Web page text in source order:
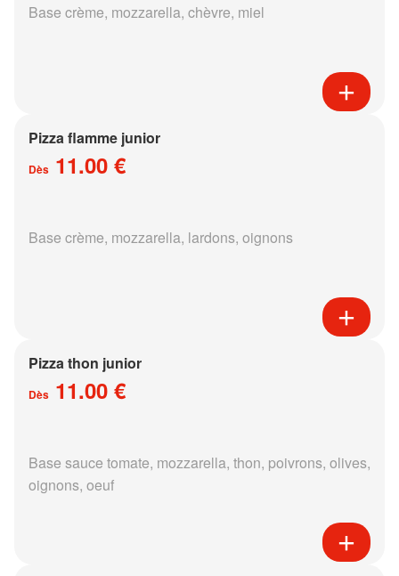
Base crème, mozzarella, chèvre, miel
Pizza flamme junior
Dès 11.00 €
Base crème, mozzarella, lardons, oignons
Pizza thon junior
Dès 11.00 €
Base sauce tomate, mozzarella, thon, poivrons, olives,
oignons, oeuf